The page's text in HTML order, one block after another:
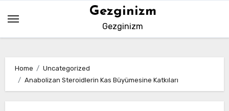
content
Gezginizm
Gezginizm
Home
Uncategorized
Anabolizan Steroidlerin Kas Büyümesine Katkıları